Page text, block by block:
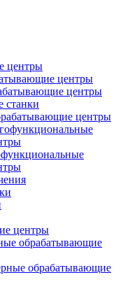
центры
центры
центры
станки
центры
центры
обрабатывающие
обрабатывающие